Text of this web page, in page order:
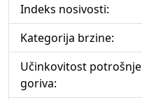
Indeks nosivosti:
Kategorija brzine:
Učinkovitost potrošnje
goriva: